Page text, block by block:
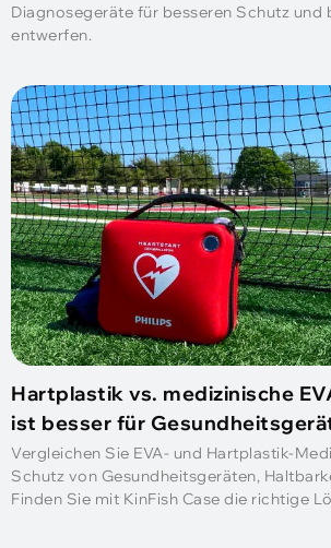
Diagnosegeräte für besseren Schutz und
entwerfen.
Hartplastik vs. medizinische
ist besser für
Vergleichen Sie EVA- und Hartplastik-
Schutz von Gesundheitsgeräten,
Finden Sie mit KinFish Case die richtige